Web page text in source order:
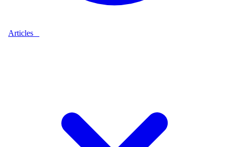
Articles